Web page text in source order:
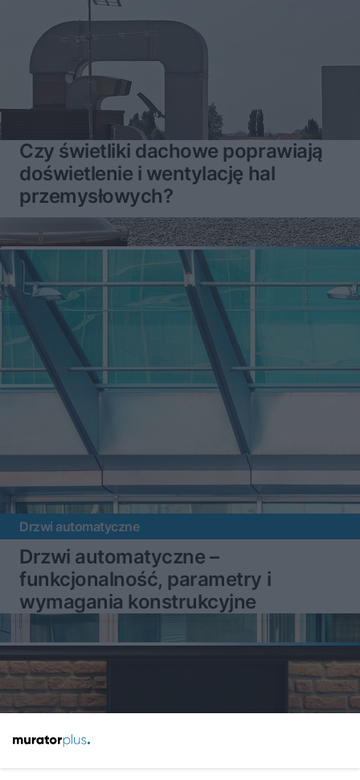
Czy świetliki dachowe poprawiają
doświetlenie i wentylację hal
przemysłowych?
Drzwi automatyczne
Drzwi automatyczne –
funkcjonalność, parametry i
wymagania konstrukcyjne